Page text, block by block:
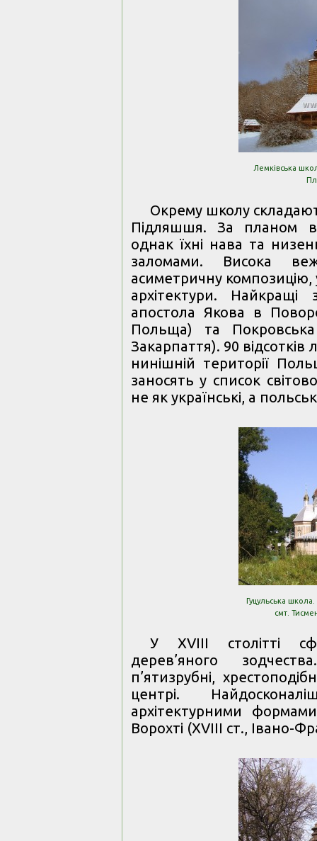
Лемківська
Окрему школу
Підляшшя. За планом
однак їхні нава та
заломами. Висока
асиметричну композицію,
архітектури.
апостола Якова в
Польща) та
Закарпаття). 90 відсотків
нинішній території
заносять у список
не як українські, а
Гуцульська
смт.
У XVIII столітті
дерев’яного
п’ятизрубні,
центрі.
архітектурними
Ворохті (ХVІІІ ст., Івано-